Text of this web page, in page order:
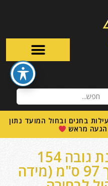
בחגים ובחול המועד נתון
הגעה מראש
מנורת חכה מתכוננת גובה 154
ס"מ + מפרק באורך 97 ס"מ (מידה